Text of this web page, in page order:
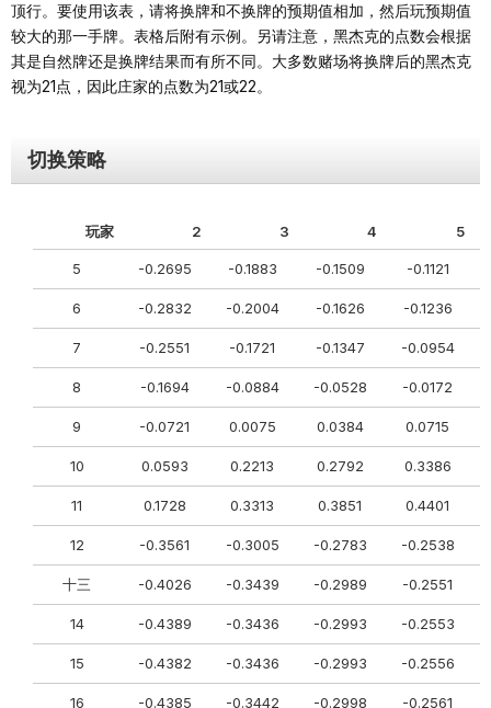
顶行。要使用该表，请将换牌和不换牌的预期值相加，然后玩预期值
较大的那一手牌。表格后附有示例。另请注意，黑杰克的点数会根据
其是自然牌还是换牌结果而有所不同。大多数赌场将换牌后的黑杰克
视为21点，因此庄家的点数为21或22。
切换策略
玩家 2 3 4 5
5 -0.2695 -0.1883 -0.1509 -0.1121
6 -0.2832 -0.2004 -0.1626 -0.1236
7 -0.2551 -0.1721 -0.1347 -0.0954
8 -0.1694 -0.0884 -0.0528 -0.0172
9 -0.0721 0.0075 0.0384 0.0715
10 0.0593 0.2213 0.2792 0.3386
11 0.1728 0.3313 0.3851 0.4401
12 -0.3561 -0.3005 -0.2783 -0.2538
十三 -0.4026 -0.3439 -0.2989 -0.2551
14 -0.4389 -0.3436 -0.2993 -0.2553
15 -0.4382 -0.3436 -0.2993 -0.2556
16 -0.4385 -0.3442 -0.2998 -0.2561